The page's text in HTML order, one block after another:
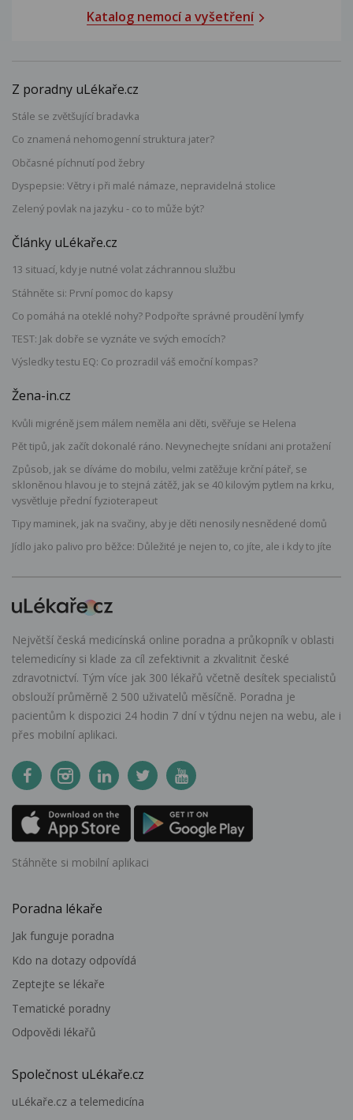
Katalog nemocí a vyšetření
Z poradny uLékaře.cz
Stále se zvětšující bradavka
Co znamená nehomogenní struktura jater?
Občasné píchnutí pod žebry
Dyspepsie: Větry i při malé námaze, nepravidelná stolice
Zelený povlak na jazyku - co to může být?
Články uLékaře.cz
13 situací, kdy je nutné volat záchrannou službu
Stáhněte si: První pomoc do kapsy
Co pomáhá na oteklé nohy? Podpořte správné proudění lymfy
TEST: Jak dobře se vyznáte ve svých emocích?
Výsledky testu EQ: Co prozradil váš emoční kompas?
Žena-in.cz
Kvůli migréně jsem málem neměla ani děti, svěřuje se Helena
Pět tipů, jak začít dokonalé ráno. Nevynechejte snídani ani protažení
Způsob, jak se díváme do mobilu, velmi zatěžuje krční páteř, se
skloněnou hlavou je to stejná zátěž, jak se 40 kilovým pytlem na krku,
vysvětluje přední fyzioterapeut
Tipy maminek, jak na svačiny, aby je děti nenosily nesnědené domů
Jídlo jako palivo pro běžce: Důležité je nejen to, co jíte, ale i kdy to jíte
Největší česká medicínská online poradna a průkopník v oblasti
telemedicíny si klade za cíl zefektivnit a zkvalitnit české
zdravotnictví. Tým více jak 300 lékařů včetně desítek specialistů
obslouží průměrně 2 500 uživatelů měsíčně. Poradna je
pacientům k dispozici 24 hodin 7 dní v týdnu nejen na webu, ale i
přes mobilní aplikaci.
Stáhněte si mobilní aplikaci
Poradna lékaře
Jak funguje poradna
Kdo na dotazy odpovídá
Zeptejte se lékaře
Tematické poradny
Odpovědi lékařů
Společnost uLékaře.cz
uLékaře.cz a telemedicína